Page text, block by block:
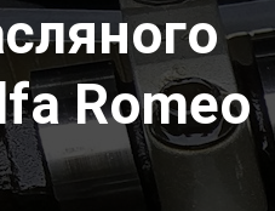
Romeo